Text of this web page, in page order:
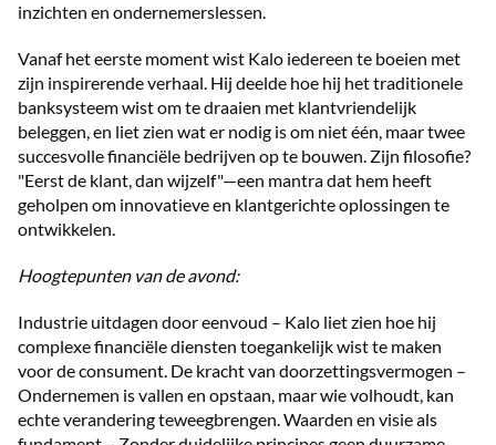
inzichten en ondernemerslessen.
Vanaf het eerste moment wist Kalo iedereen te boeien met
zijn inspirerende verhaal. Hij deelde hoe hij het traditionele
banksysteem wist om te draaien met klantvriendelijk
beleggen, en liet zien wat er nodig is om niet één, maar twee
succesvolle financiële bedrijven op te bouwen. Zijn filosofie?
"Eerst de klant, dan wijzelf"—een mantra dat hem heeft
geholpen om innovatieve en klantgerichte oplossingen te
ontwikkelen.
Hoogtepunten van de avond:
Industrie uitdagen door eenvoud – Kalo liet zien hoe hij
complexe financiële diensten toegankelijk wist te maken
voor de consument. De kracht van doorzettingsvermogen –
Ondernemen is vallen en opstaan, maar wie volhoudt, kan
echte verandering teweegbrengen. Waarden en visie als